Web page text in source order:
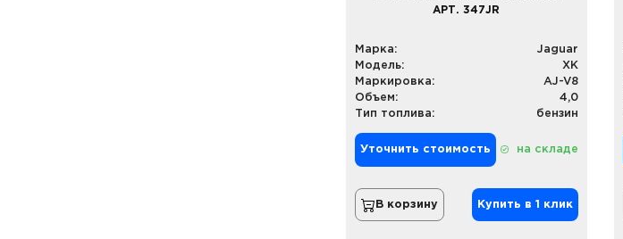
АРТ. 347JR
Марка:
Jaguar
Модель:
XK
Маркировка:
AJ-V8
Объем:
4,0
Тип топлива:
бензин
Уточнить стоимость на складе
В корзину Купить в 1 клик